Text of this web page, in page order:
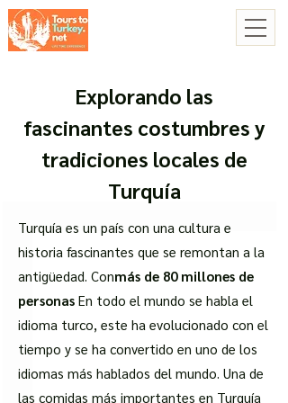
Explorando las
fascinantes costumbres y
tradiciones locales de
Turquía
Turquía es un país con una cultura e
historia fascinantes que se remontan a la
antigüedad. Conmás de 80 millones de
personas En todo el mundo se habla el
idioma turco, este ha evolucionado con el
tiempo y se ha convertido en uno de los
idiomas más hablados del mundo. Una de
las comidas más importantes en Turquía